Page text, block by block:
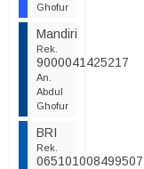
Ghofur
Mandiri
Rek.
9000041425217
An.
Abdul
Ghofur
BRI
Rek.
065101008499507